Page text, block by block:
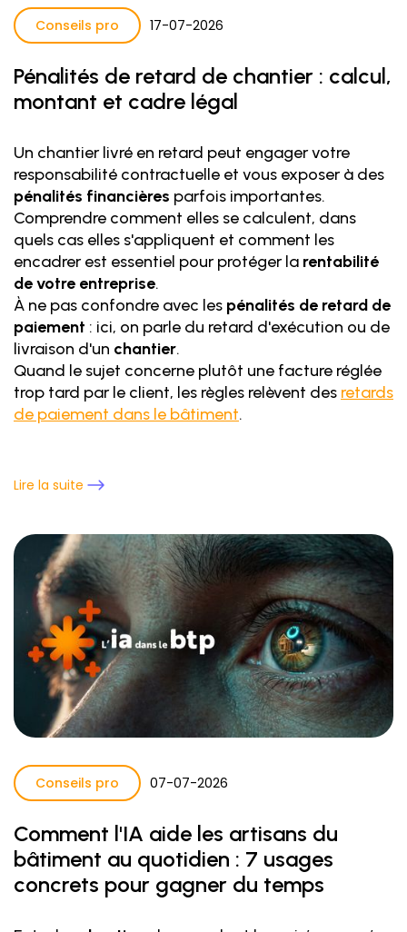
Conseils pro 17-07-2026
Pénalités de retard de chantier : calcul,
montant et cadre légal
Un chantier livré en retard peut engager votre
responsabilité contractuelle et vous exposer à des
pénalités financières parfois importantes.
Comprendre comment elles se calculent, dans
quels cas elles s'appliquent et comment les
encadrer est essentiel pour protéger la rentabilité
de votre entreprise.
À ne pas confondre avec les pénalités de retard de
paiement : ici, on parle du retard d'exécution ou de
livraison d'un chantier.
Quand le sujet concerne plutôt une facture réglée
trop tard par le client, les règles relèvent des retards
de paiement dans le bâtiment.
Lire la suite
Conseils pro 07-07-2026
Comment l'IA aide les artisans du
bâtiment au quotidien : 7 usages
concrets pour gagner du temps